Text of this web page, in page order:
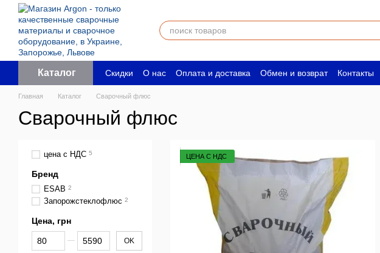
Перейти к основному контенту
Каталог Скидки О нас Оплата и доставка Обмен и возврат Контакты
Пользовательское соглашение
Юридическим лицам Вакансии
Главная Каталог Сварочный флюс
Сварочный флюс
ЦЕНА С НДС
цена с НДС 5
Бренд
ESAB 2
Запорожстеклофлюс 2
Цена, грн
От Цена, грн
До Цена, грн OK